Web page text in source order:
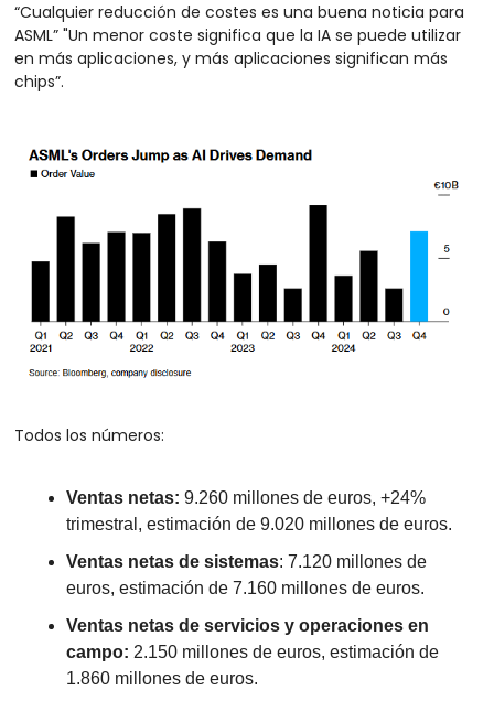
“Cualquier reducción de costes es una buena noticia para
ASML” "Un menor coste significa que la IA se puede utilizar
en más aplicaciones, y más aplicaciones significan más
chips”.
Todos los números:
Ventas netas: 9.260 millones de euros, +24%
trimestral, estimación de 9.020 millones de euros.
Ventas netas de sistemas: 7.120 millones de
euros, estimación de 7.160 millones de euros.
Ventas netas de servicios y operaciones en
campo: 2.150 millones de euros, estimación de
1.860 millones de euros.